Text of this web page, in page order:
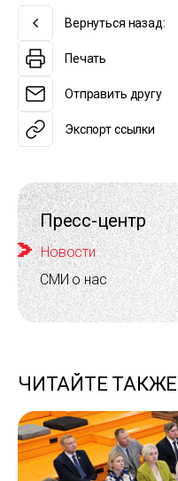
Пресс-центр
Новости
СМИ о нас
ЧИТАЙТЕ ТАКЖЕ
Вернуться назад:
Печать
Отправить другу
Экспорт ссылки